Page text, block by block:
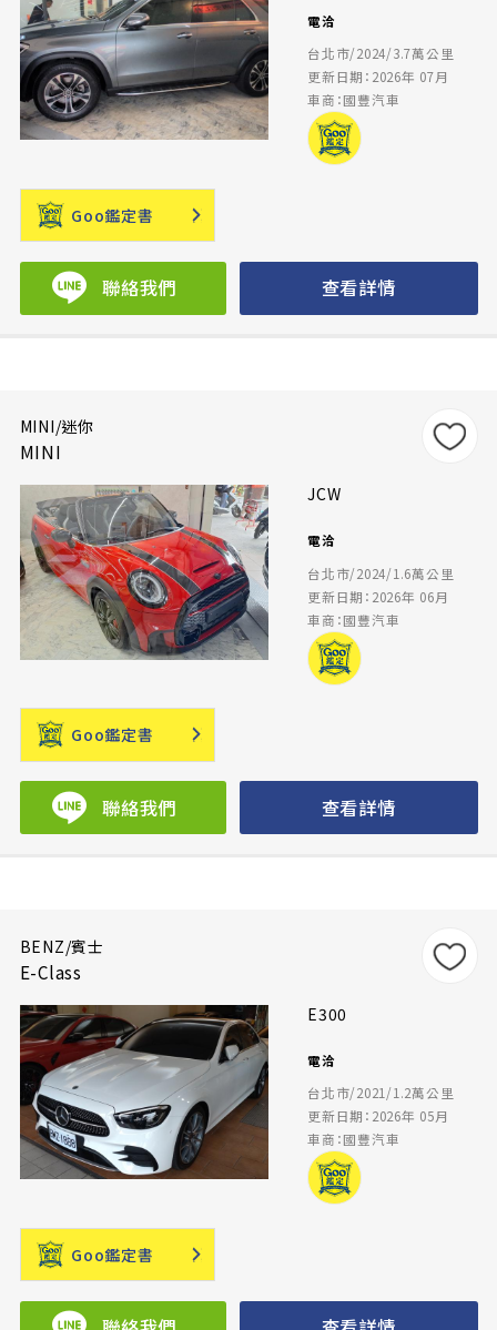
電洽
台北市/2024/3.7萬公里
更新日期：2026年 07月
車商：國豐汽車
Goo鑑定書
聯絡我們 查看詳情
MINI/迷你
MINI
JCW
電洽
台北市/2024/1.6萬公里
更新日期：2026年 06月
車商：國豐汽車
Goo鑑定書
聯絡我們 查看詳情
BENZ/賓士
E-Class
E300
電洽
台北市/2021/1.2萬公里
更新日期：2026年 05月
車商：國豐汽車
Goo鑑定書